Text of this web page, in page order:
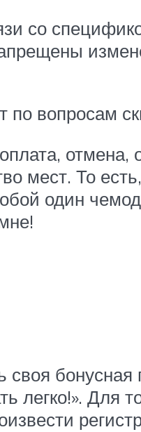
со
по вопросам
отмена,
мест. То
один
своя
легко!». Для